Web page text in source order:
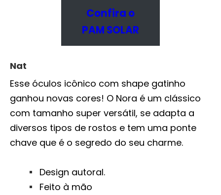
Confira o
PAM SOLAR
Nat
Esse óculos icônico com shape gatinho
ganhou novas cores! O Nora é um clássico
com tamanho super versátil, se adapta a
diversos tipos de rostos e tem uma ponte
chave que é o segredo do seu charme.
Design autoral.
Feito à mão